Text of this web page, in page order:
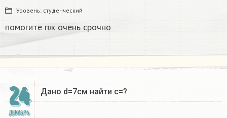
Уровень: студенческий
помогите пж очень срочно​
24
ДЕКАБРЬ
Дано d=7см найти с=?​